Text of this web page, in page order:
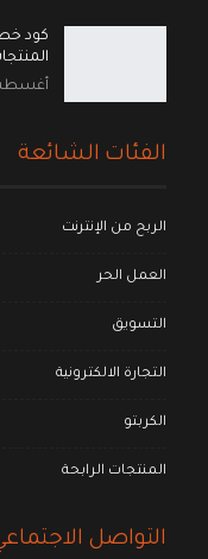
أغسطس 5,
الفئات الشائعة
الربح من الإنترنت
العمل الحر
التسويق
التجارة الالكترونية
الكربتو
المنتجات الرابحة
التواصل